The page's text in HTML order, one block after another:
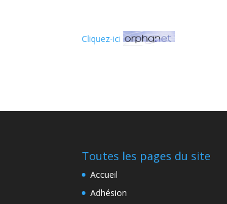
Cliquez-ici
Toutes les pages du site
Accueil
Adhésion